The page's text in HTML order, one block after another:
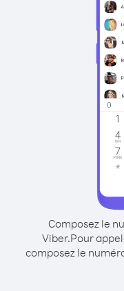
Composez le
Viber.Pour
composez le